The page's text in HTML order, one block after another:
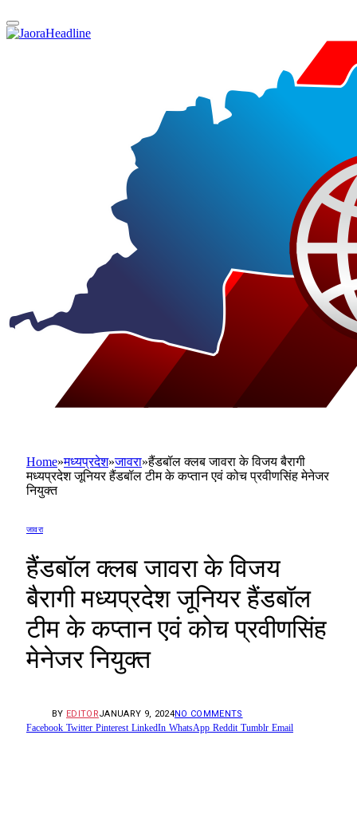
Home»मध्यप्रदेश»जावरा»हैंडबॉल क्लब जावरा के विजय बैरागी
मध्यप्रदेश जूनियर हैंडबॉल टीम के कप्तान एवं कोच प्रवीणसिंह मेनेजर
नियुक्त
जावरा
हैंडबॉल क्लब जावरा के विजय
बैरागी मध्यप्रदेश जूनियर हैंडबॉल
टीम के कप्तान एवं कोच प्रवीणसिंह
मेनेजर नियुक्त
BY EDITORJANUARY 9, 2024NO COMMENTS
Facebook Twitter Pinterest LinkedIn WhatsApp Reddit Tumblr Email